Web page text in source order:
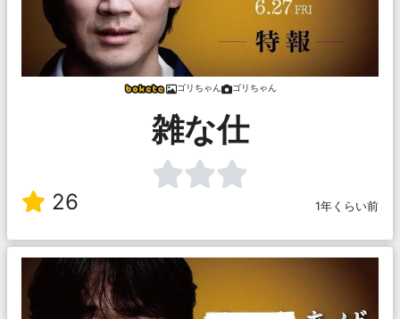
ゴリちゃん ゴリちゃん
雑な仕
26 1年くらい前